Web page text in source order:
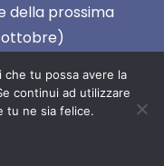
della prossima
ottobre)
che tu possa avere la
continui ad utilizzare
tu ne sia felice.